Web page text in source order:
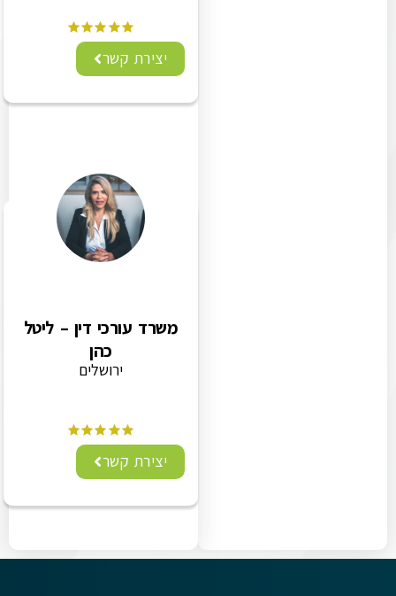
יצירת קשר
משרד עורכי דין – ליטל
כהן
ירושלים
יצירת קשר